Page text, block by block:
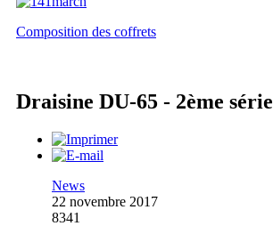
Composition des coffrets
Draisine DU-65 - 2ème série
News
22 novembre 2017
8341